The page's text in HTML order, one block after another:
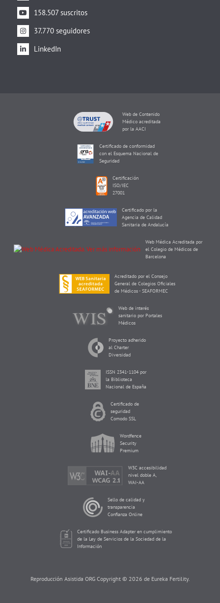
158.507 suscritos
37.770 seguidores
LinkedIn
Web de Contenido
Médico acreditada
por la AACI
Certificado de conformidad
con el Esquema Nacional de
Seguridad
Certificación
ISO/IEC
27001
Certificado por la
Agencia de Calidad
Sanitaria de Andalucía
Web Médica Acreditada por
el Colegio de Médicos de
Barcelona
Acreditado por el Consejo
General de Colegios Oficiales
de Médicos - SEAFORMEC
Web de interés
sanitario por Portales
Médicos
Proyecto adherido
al Charter
Diversidad
ISSN 2341-1104 por
la Biblioteca
Nacional de España
Certificado de
seguridad
Comodo SSL
Wordfence
Security
Premium
W3C accesibilidad
nivel doble A,
WAI-AA
Sello de calidad y
transparencia
Confianza Online
Certificado Business Adapter en cumplimiento
de la Ley de Servicios de la Sociedad de la
Información
Reproducción Asistida ORG Copyright © 2026 de Eureka Fertility.